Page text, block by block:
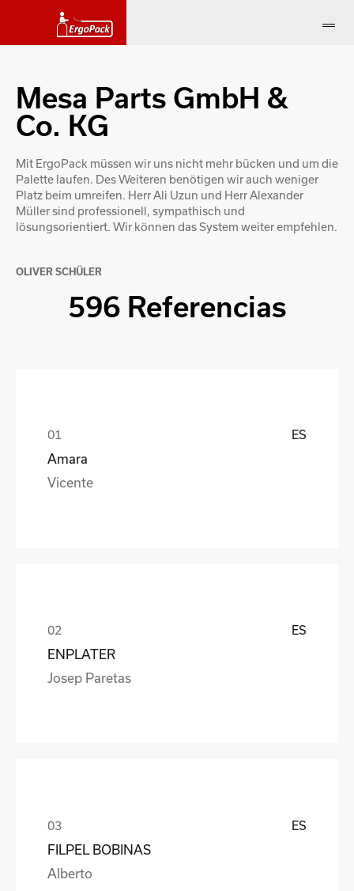
Mesa Parts GmbH &
Co. KG
Mit ErgoPack müssen wir uns nicht mehr bücken und um die
Palette laufen. Des Weiteren benötigen wir auch weniger
Platz beim umreifen. Herr Ali Uzun und Herr Alexander
Müller sind professionell, sympathisch und
lösungsorientiert. Wir können das System weiter empfehlen.
OLIVER SCHÜLER
596 Referencias
ES
Amara
Vicente
ES
ENPLATER
Josep Paretas
ES
FILPEL BOBINAS
Alberto